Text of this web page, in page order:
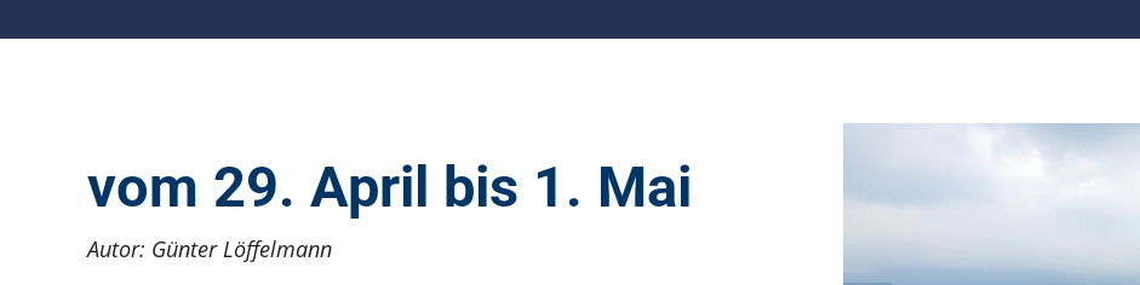
vom 29. April bis 1. Mai
Autor: Günter Löffelmann